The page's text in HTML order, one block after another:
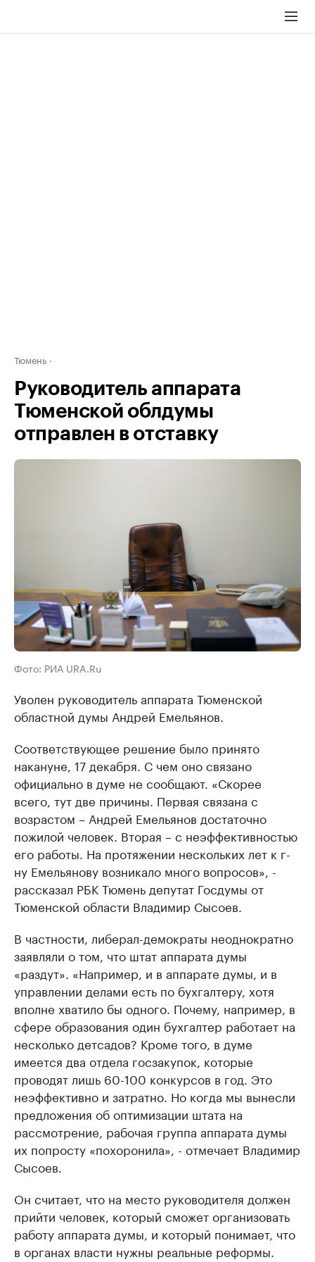
Тюмень
Руководитель аппарата
Тюменской облдумы
отправлен в отставку
Фото: РИА URA.Ru
Уволен руководитель аппарата Тюменской
областной думы Андрей Емельянов.
Соответствующее решение было принято
накануне, 17 декабря. С чем оно связано
официально в думе не сообщают. «Скорее
всего, тут две причины. Первая связана с
возрастом – Андрей Емельянов достаточно
пожилой человек. Вторая – с неэффективностью
его работы. На протяжении нескольких лет к г-
ну Емельянову возникало много вопросов», -
рассказал РБК Тюмень депутат Госдумы от
Тюменской области Владимир Сысоев.
В частности, либерал-демократы неоднократно
заявляли о том, что штат аппарата думы
«раздут». «Например, и в аппарате думы, и в
управлении делами есть по бухгалтеру, хотя
вполне хватило бы одного. Почему, например, в
сфере образования один бухгалтер работает на
несколько детсадов? Кроме того, в думе
имеется два отдела госзакупок, которые
проводят лишь 60-100 конкурсов в год. Это
неэффективно и затратно. Но когда мы вынесли
предложения об оптимизации штата на
рассмотрение, рабочая группа аппарата думы
их попросту «похоронила», - отмечает Владимир
Сысоев.
Он считает, что на место руководителя должен
прийти человек, который сможет организовать
работу аппарата думы, и который понимает, что
в органах власти нужны реальные реформы.